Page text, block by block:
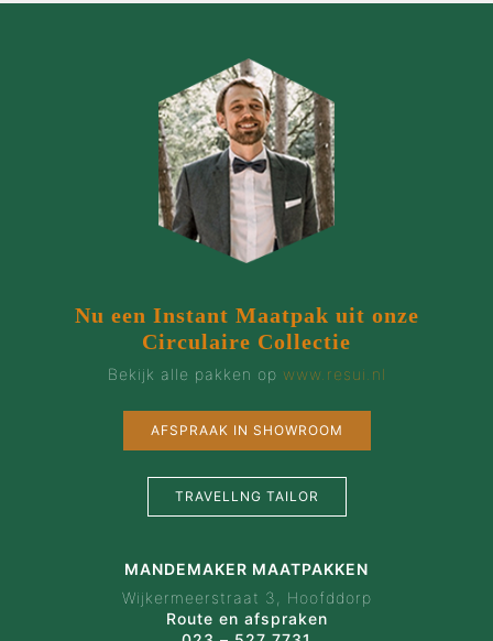
Nu een Instant Maatpak uit onze
Circulaire Collectie
Bekijk alle pakken op www.resui.nl
AFSPRAAK IN SHOWROOM
TRAVELLNG TAILOR
MANDEMAKER MAATPAKKEN
Wijkermeerstraat 3, Hoofddorp
Route en afspraken